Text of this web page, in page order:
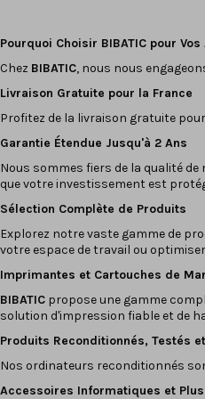
Pourquoi Choisir BIBATIC pour
Chez BIBATIC, nous nous
Livraison Gratuite pour la France
Profitez de la livraison gratuite
Garantie Étendue Jusqu'à 2 Ans
Nous sommes fiers de la qualité
que votre investissement est
Sélection Complète de Produits
Explorez notre vaste gamme de
votre espace de travail ou
Imprimantes et Cartouches de
BIBATIC propose une gamme
solution d'impression fiable et de
Produits Reconditionnés, Testés
Nos ordinateurs reconditionnés
Accessoires Informatiques et Plus